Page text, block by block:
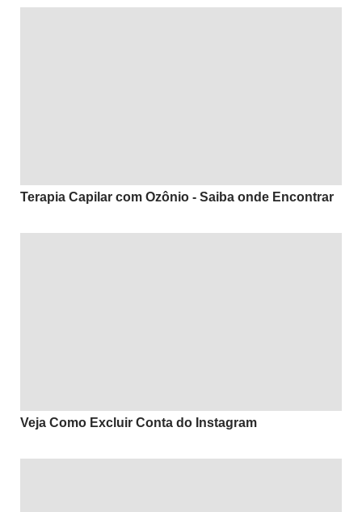
Terapia Capilar com Ozônio - Saiba onde Encontrar
Veja Como Excluir Conta do Instagram